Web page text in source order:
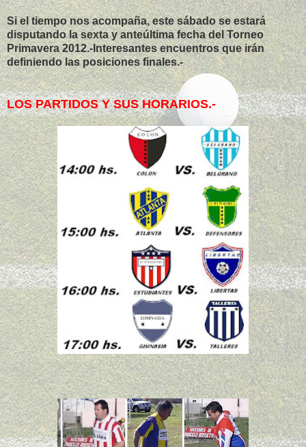
Si el tiempo nos acompaña, este sábado se estará
disputando la sexta y anteúltima fecha del Torneo
Primavera 2012.-Interesantes encuentros que irán
definiendo las posiciones finales.-
LOS PARTIDOS Y SUS HORARIOS.-